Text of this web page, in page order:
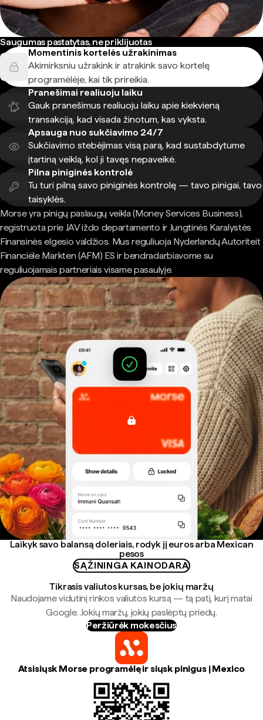
Saugumas pastatytas, ne priklijuotas
Momentinis kortelės užrakinimas
Akimirksniu užrakink ir atrakink savo kortelę
programėlėje, kai tik prireikia.
Pranešimai realiuoju laiku
Gauk pranešimus realiuoju laiku apie kiekvieną
transakciją, kad visada žinotum, kas vyksta.
Apsauga nuo sukčiavimo 24/7
Sukčiavimo stebėjimas visą parą, kad sustabdytume
įtartiną veiklą, kol ji tavęs nepaveikė.
Pilna piniginės kontrolė
Tu turi pilną savo piniginės kontrolę — tavo pinigai, tavo
taisyklės.
Morse yra pinigų paslaugų veikla (Money Services Business),
registruota prie JAV iždo departamento ir Jungtinės Karalystės
Finansinės elgesio valdžios. Mus reguliuoja Nyderlandų Autoriteit
Financiële Markten (AFM) ES ir bendradarbiavome su
reguliuojamais partneriais visame pasaulyje.
Laikyk savo balansą doleriais, rodyk jį euros arba Mexican
pesos
SĄŽININGA KAINODARA
Tikrasis valiutos kursas, be jokių maržų
Naudojame vidutinį rinkos valiutos kursą — tą patį, kurį matai
Google. Jokių maržų, jokių paslėptų priedų.
Peržiūrėk mokesčius
Atsisiųsk Morse programėlę ir siųsk pinigus į Mexico